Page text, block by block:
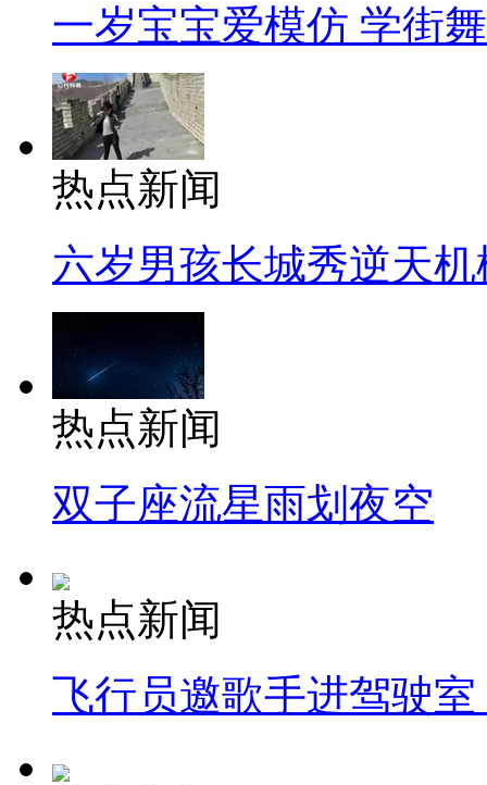
一岁宝宝爱模仿 学街
热点新闻
六岁男孩长城秀逆天机
热点新闻
双子座流星雨划夜空
热点新闻
飞行员邀歌手进驾驶